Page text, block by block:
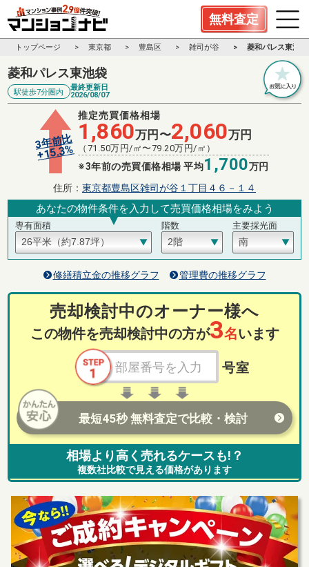
無料査定
トップページ 東京都 豊島区 雑司が谷 菱和パレス東池袋
菱和パレス東池袋
駅徒歩7分圏内
最終更新日
2026/08/07
3年前比
+15.3%
推定売買価格相場
1,860万円〜2,060万円
（ 71.50万円/㎡〜79.20万円/㎡）
※3年前の売買価格相場 平均1,700万円
住所： 東京都豊島区雑司が谷１丁目４６－１４
あなたの物件条件を入力して売買価格相場をみよう
専有面積 階数 主要採光面
修繕積立金の推移グラフ 管理費の推移グラフ
売却検討中のオーナー様へ
この物件を売却検討中の方が3名います
号室
最短45秒 無料査定で比較・検討
相場より高く売れるケースも!？
複数社比較で見える価格があります